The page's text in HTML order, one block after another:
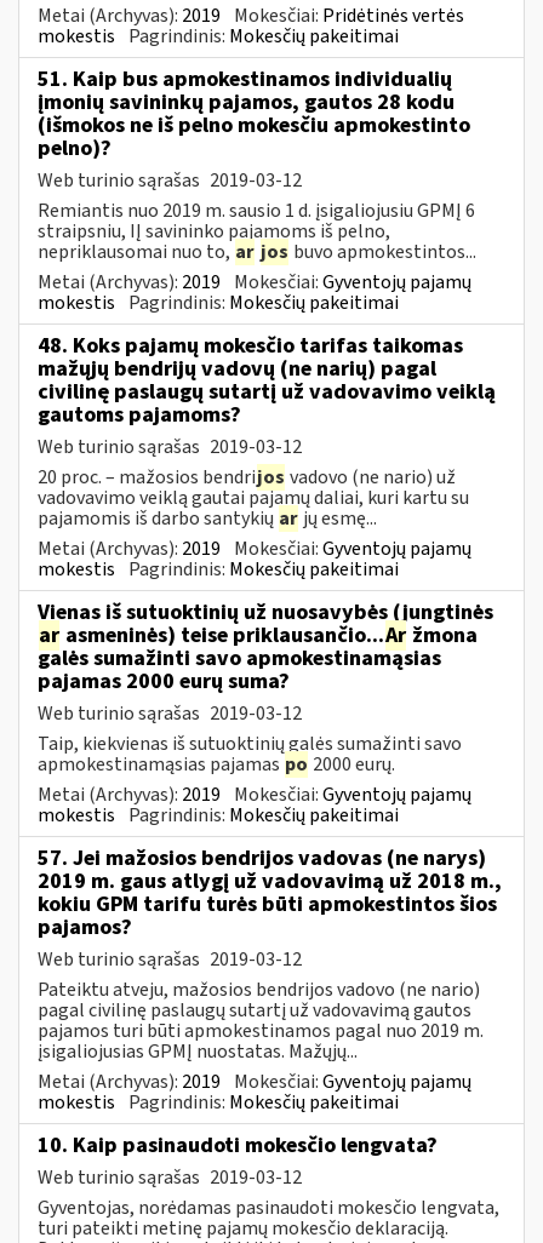
Metai (Archyvas): 2019 Mokesčiai: Pridėtinės vertės
mokestis Pagrindinis: Mokesčių pakeitimai
51. Kaip bus apmokestinamos individualių
įmonių savininkų pajamos, gautos 28 kodu
(išmokos ne iš pelno mokesčiu apmokestinto
pelno)?
Web turinio sąrašas 2019-03-12
Remiantis nuo 2019 m. sausio 1 d. įsigaliojusiu GPMĮ 6
straipsniu, IĮ savininko pajamoms iš pelno,
nepriklausomai nuo to, ar jos buvo apmokestintos...
Metai (Archyvas): 2019 Mokesčiai:Gyventojų pajamų
mokestis Pagrindinis: Mokesčių pakeitimai
48. Koks pajamų mokesčio tarifas taikomas
mažųjų bendrijų vadovų (ne narių) pagal
civilinę paslaugų sutartį už vadovavimo veiklą
gautoms pajamoms?
Web turinio sąrašas 2019-03-12
20 proc. – mažosios bendrijos vadovo (ne nario) už
vadovavimo veiklą gautai pajamų daliai, kuri kartu su
pajamomis iš darbo santykių ar jų esmę...
Metai (Archyvas): 2019 Mokesčiai:Gyventojų pajamų
mokestis Pagrindinis: Mokesčių pakeitimai
Vienas iš sutuoktinių už nuosavybės (jungtinės
ar asmeninės) teise priklausančio...Ar žmona
galės sumažinti savo apmokestinamąsias
pajamas 2000 eurų suma?
Web turinio sąrašas 2019-03-12
Taip, kiekvienas iš sutuoktinių galės sumažinti savo
apmokestinamąsias pajamas po 2000 eurų.
Metai (Archyvas): 2019 Mokesčiai:Gyventojų pajamų
mokestis Pagrindinis: Mokesčių pakeitimai
57. Jei mažosios bendrijos vadovas (ne narys)
2019 m. gaus atlygį už vadovavimą už 2018 m.,
kokiu GPM tarifu turės būti apmokestintos šios
pajamos?
Web turinio sąrašas 2019-03-12
Pateiktu atveju, mažosios bendrijos vadovo (ne nario)
pagal civilinę paslaugų sutartį už vadovavimą gautos
pajamos turi būti apmokestinamos pagal nuo 2019 m.
įsigaliojusias GPMĮ nuostatas. Mažųjų...
Metai (Archyvas): 2019 Mokesčiai:Gyventojų pajamų
mokestis Pagrindinis: Mokesčių pakeitimai
10. Kaip pasinaudoti mokesčio lengvata?
Web turinio sąrašas 2019-03-12
Gyventojas, norėdamas pasinaudoti mokesčio lengvata,
turi pateikti metinę pajamų mokesčio deklaraciją.